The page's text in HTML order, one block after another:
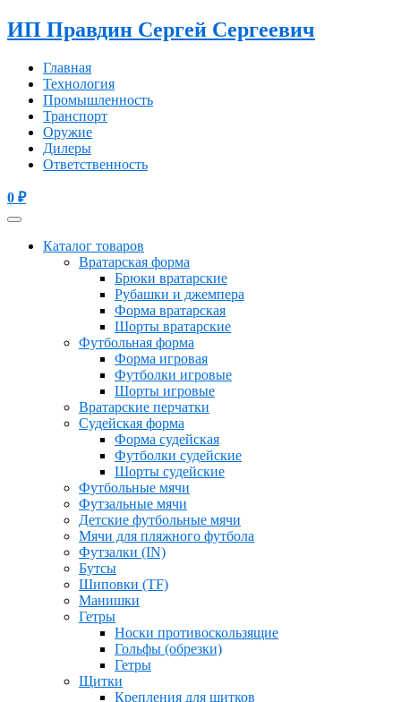
ИП Правдин Сергей Сергеевич
Главная
Технология
Промышленность
Транспорт
Оружие
Дилеры
Ответственность
0 ₽
Каталог товаров
Вратарская форма
Брюки вратарские
Рубашки и джемпера
Форма вратарская
Шорты вратарские
Футбольная форма
Форма игровая
Футболки игровые
Шорты игровые
Вратарские перчатки
Судейская форма
Форма судейская
Футболки судейские
Шорты судейские
Футбольные мячи
Футзальные мячи
Детские футбольные мячи
Мячи для пляжного футбола
Футзалки (IN)
Бутсы
Шиповки (TF)
Манишки
Гетры
Носки противоскользящие
Гольфы (обрезки)
Гетры
Щитки
Крепления для щитков